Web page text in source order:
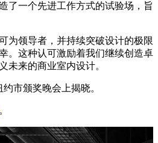
了一个先进工作方式的试验场，旨
为领导者，并持续突破设计的极限
。这种认可激励着我们继续创造卓
未来的商业室内设计。
市颁奖晚会上揭晓。
。